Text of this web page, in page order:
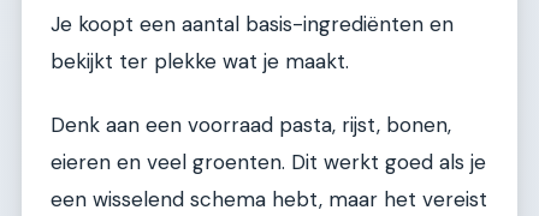
Je koopt een aantal basis-ingrediënten en
bekijkt ter plekke wat je maakt.
Denk aan een voorraad pasta, rijst, bonen,
eieren en veel groenten. Dit werkt goed als je
een wisselend schema hebt, maar het vereist